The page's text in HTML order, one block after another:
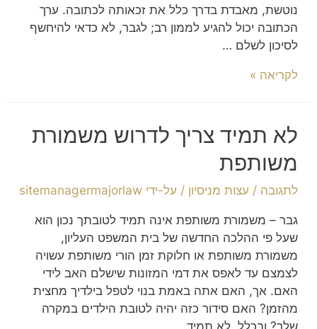
נוטשת, מאבדת בדרך כלל את זכאותה לכתובה. ערך
הכתובה יכול להגיע לממון רב; לגבר, לא כדאי להיחשף
לסיכון לשלם …
לקריאה »
לא תמיד צריך לדרוש משמורת
משותפת
לתגובה / עצות מניסיון / על-ידי sitemanagermajorlaw
גבר – משמורת משותפת אינה תמיד לטובתך נכון הוא
שעל פי ההלכה החדשה של בית המשפט העליון,
משמורת משותפת או חלוקת זמן הורי משותפת עשויה
לצמצם עד לאפס את דמי המזונות שישלם האב לידי
האם. אך, האם אתה באמת בנוי לטפל בילדיך מחצית
מהזמן? האם סידור כזה יהיה לטובת הילדים במקרה
שלך? ובכלל, לא תמיד …